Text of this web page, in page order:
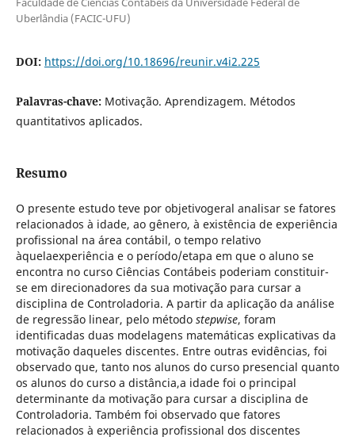
Uberlândia (FACIC-UFU)
DOI: https://doi.org/10.18696/reunir.v4i2.225
Palavras-chave: Motivação. Aprendizagem. Métodos
quantitativos aplicados.
Resumo
O presente estudo teve por objetivogeral analisar se fatores
relacionados à idade, ao gênero, à existência de experiência
profissional na área contábil, o tempo relativo
àquelaexperiência e o período/etapa em que o aluno se
encontra no curso Ciências Contábeis poderiam constituir-
se em direcionadores da sua motivação para cursar a
disciplina de Controladoria. A partir da aplicação da análise
de regressão linear, pelo método stepwise, foram
identificadas duas modelagens matemáticas explicativas da
motivação daqueles discentes. Entre outras evidências, foi
observado que, tanto nos alunos do curso presencial quanto
os alunos do curso a distância,a idade foi o principal
determinante da motivação para cursar a disciplina de
Controladoria. Também foi observado que fatores
relacionados à experiência profissional dos discentes